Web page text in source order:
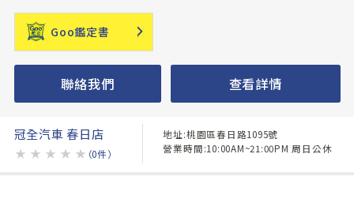
Goo鑑定書
聯絡我們 查看詳情
冠全汽車 春日店
★ ★ ★ ★ ★ （0件）
地址:桃園區春日路1095號
營業時間:10:00AM~21:00PM 周日公休